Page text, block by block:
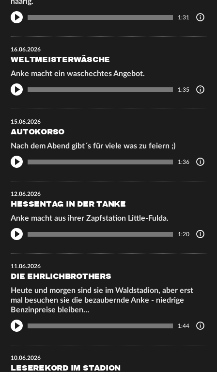
1:31
16.06.2026
WELTMEISTERWÄSCHE
Anke macht ein waschechtes Angebot.
1:35
15.06.2026
AUTOKORSO
Nach dem Abend gibt´s für viele was zu feiern ;)
1:36
12.06.2026
HESSENTAG IN DER TANKE
Anke macht aus ihrer Zapfstation Little-Fulda.
1:20
11.06.2026
DIE EHRLICHBROTHERS
Heute und morgen sind sie im Waldstadion, aber erst
mal besuchen sie die bezaubernde Anke - niedrige
Benzinpreise bleiben…
1:44
10.06.2026
LESEREKORD IM STADION